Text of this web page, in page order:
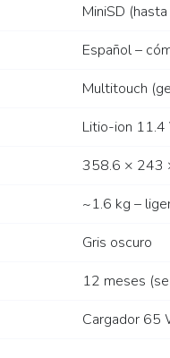
MiniSD
Español –
Multitouch
Litio-ion 11.4
358.6 × 243
~1.6 kg –
Gris oscuro
12 meses
Cargador 65